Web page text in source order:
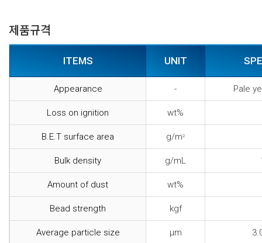
제품규격
ITEMS UNIT
Appearance - Pale
Loss on ignition wt%
B.E.T surface area g/m2
Bulk density g/mL
Amount of dust wt%
Bead strength kgf
Average particle size μm